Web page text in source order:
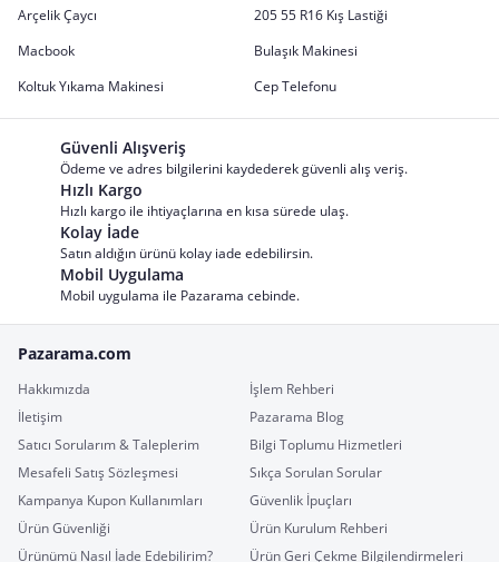
Arçelik Çaycı
205 55 R16 Kış Lastiği
Macbook
Bulaşık Makinesi
Koltuk Yıkama Makinesi
Cep Telefonu
Güvenli Alışveriş
Ödeme ve adres bilgilerini kaydederek güvenli alış veriş.
Hızlı Kargo
Hızlı kargo ile ihtiyaçlarına en kısa sürede ulaş.
Kolay İade
Satın aldığın ürünü kolay iade edebilirsin.
Mobil Uygulama
Mobil uygulama ile Pazarama cebinde.
Pazarama.com
Hakkımızda
İşlem Rehberi
İletişim
Pazarama Blog
Satıcı Sorularım & Taleplerim
Bilgi Toplumu Hizmetleri
Mesafeli Satış Sözleşmesi
Sıkça Sorulan Sorular
Kampanya Kupon Kullanımları
Güvenlik İpuçları
Ürün Güvenliği
Ürün Kurulum Rehberi
Ürünümü Nasıl İade Edebilirim?
Ürün Geri Çekme Bilgilendirmeleri